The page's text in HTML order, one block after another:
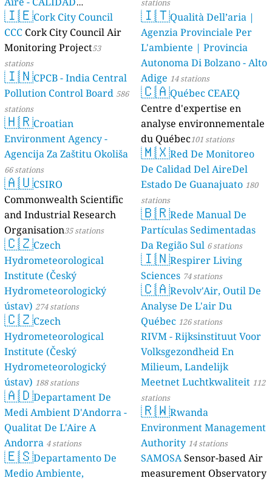
AMBIENTAL) 23 stations
🇮🇪Cork City Council
CCC Cork City Council Air
Monitoring Project53
stations
🇮🇳CPCB - India Central
Pollution Control Board 586
stations
🇭🇷Croatian
Environment Agency -
Agencija Za Zaštitu Okoliša
66 stations
🇦🇺CSIRO
Commonwealth Scientific
and Industrial Research
Organisation35 stations
🇨🇿Czech
Hydrometeorological
Institute (Český
Hydrometeorologický
ústav) 274 stations
🇨🇿Czech
Hydrometeorological
Institute (Český
Hydrometeorologický
ústav) 188 stations
🇦🇩Departament De
Medi Ambient D'Andorra -
Qualitat De L'Aire A
Andorra 4 stations
🇪🇸Departamento De
Medio Ambiente,
stations
🇮🇹Qualità Dell’aria |
Agenzia Provinciale Per
L'ambiente | Provincia
Autonoma Di Bolzano - Alto
Adige 14 stations
🇨🇦Québec CEAEQ
Centre d'expertise en
analyse environnementale
du Québec101 stations
🇲🇽Red De Monitoreo
De Calidad Del AireDel
Estado De Guanajuato 180
stations
🇧🇷Rede Manual De
Partículas Sedimentadas
Da Região Sul 6 stations
🇮🇳Respirer Living
Sciences 74 stations
🇨🇦Revolv'Air, Outil De
Analyse De L'air Du
Québec 126 stations
RIVM - Rijksinstituut Voor
Volksgezondheid En
Milieum, Landelijk
Meetnet Luchtkwaliteit 112
stations
🇷🇼Rwanda
Environment Management
Authority 14 stations
SAMOSASensor-based Air
measurement Observatory